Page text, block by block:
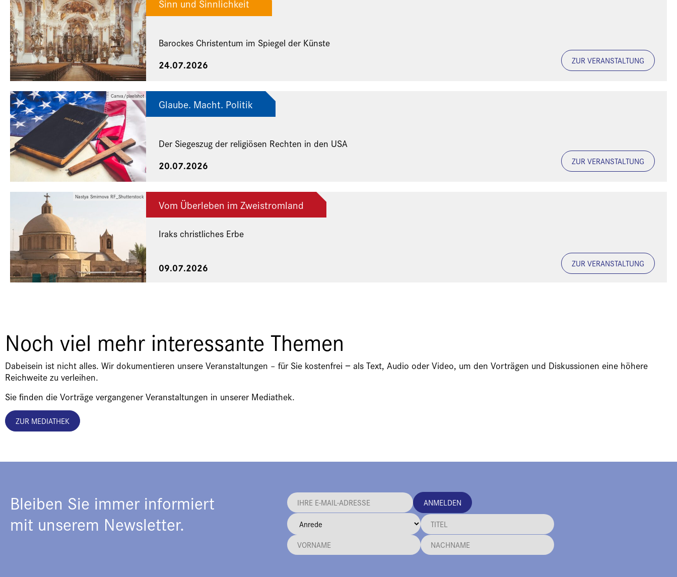
Sinn und Sinnlichkeit
Barockes Christentum im Spiegel der Künste
24.07.2026 ZUR VERANSTALTUNG
Canva/pixelshot
Glaube. Macht. Politik
Der Siegeszug der religiösen Rechten in den USA
20.07.2026 ZUR VERANSTALTUNG
Nastya Smirnova RF_Shutterstock
Vom Überleben im Zweistromland
Iraks christliches Erbe
09.07.2026 ZUR VERANSTALTUNG
Noch viel mehr interessante Themen
Dabeisein ist nicht alles. Wir dokumentieren unsere Veranstaltungen – für Sie kostenfrei − als Text, Audio oder Video, um den Vorträgen und Diskussionen eine höhere
Reichweite zu verleihen.
Sie finden die Vorträge vergangener Veranstaltungen in unserer Mediathek.
ZUR MEDIATHEK
Bleiben Sie immer informiert
mit unserem Newsletter.
ANMELDEN